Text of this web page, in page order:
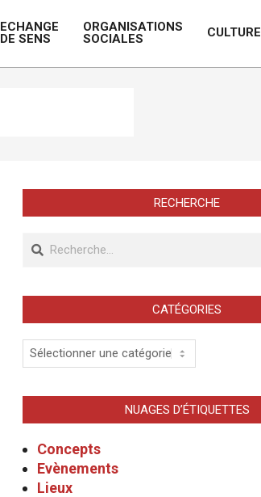
ECHANGE
DE SENS
ORGANISATIONS
SOCIALES
CULTURE
RECHERCHE
Recherche
CATÉGORIES
Catégories
NUAGES D’ÉTIQUETTES
Concepts
Evènements
Lieux